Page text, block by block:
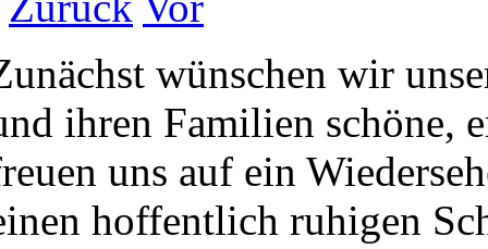
wünschen wir
ihren Familien schöne,
uns auf ein
hoffentlich ruhigen